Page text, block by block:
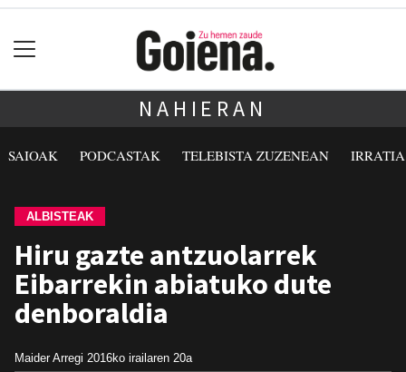
NAHIERAN
SAIOAK PODCASTAK TELEBISTA ZUZENEAN
ALBISTEAK
Hiru gazte antzuolarrek
Eibarrekin abiatuko dute
denboraldia
Maider Arregi 2016ko irailaren 20a